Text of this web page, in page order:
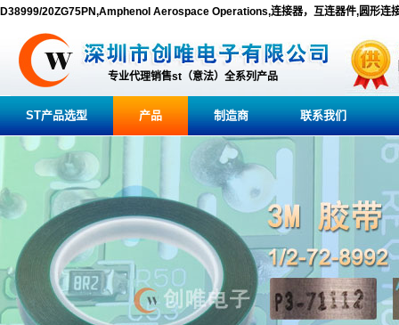
D38999/20ZG75PN,Amphenol Aerospace Operations,连接器，互连器件,圆形连
专业代理销售st（意法）全系列产品
ST产品选型 产品 制造商 联系我们